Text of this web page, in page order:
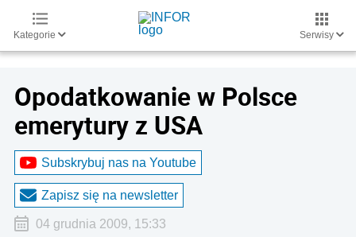
Kategorie Serwisy
Opodatkowanie w Polsce
emerytury z USA
Subskrybuj nas na Youtube
Zapisz się na newsletter
04 grudnia 2009, 15:33